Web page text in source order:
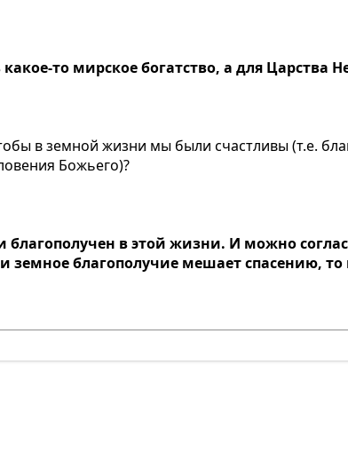
то мирское богатство, а для Царства
в земной жизни мы были счастливы (т.е.
Божьего)?
благополучен в этой жизни. И можно
земное благополучие мешает спасению,